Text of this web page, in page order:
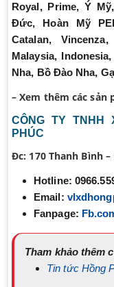
Royal, Prime, Ý
Đức, Hoàn Mỹ
Catalan, Vincenza,
Malaysia,
Nha, Bồ Đào Nha,
– Xem thêm các sản
CÔNG TY TNHH
PHÚC
Đc: 170 Thanh Bình
Hotline:
Email:
Fanpage:
Tham khảo thêm
Tin tức Hồng